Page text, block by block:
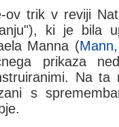
ov trik v reviji
ki je bila
Manna (
prikaza
Na
s